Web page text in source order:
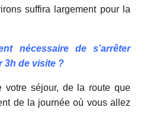
suffira largement pour la
nécessaire de s’arrêter
3h de visite ?
votre séjour, de la route que
de la journée où vous allez